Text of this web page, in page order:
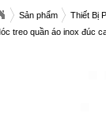
Sản phẩm Thiết Bị
treo quần áo inox đúc